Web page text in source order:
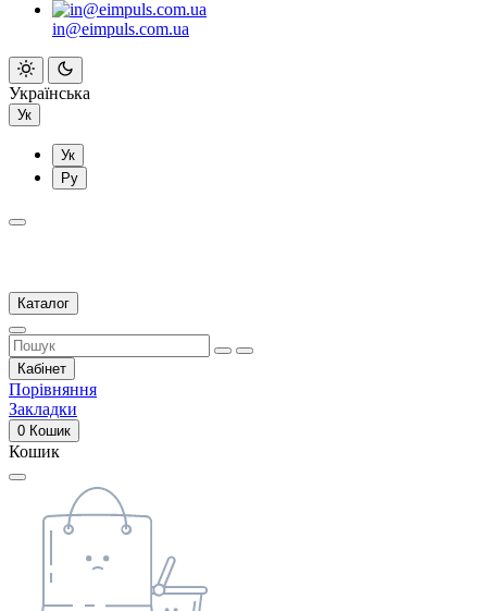
in@eimpuls.com.ua
Українська
Ук
Ук
Ру
Каталог
Кабінет
Порівняння
Закладки
0 Кошик
Кошик